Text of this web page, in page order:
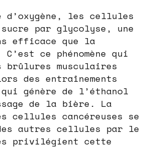
d’oxygène, les cellules
par glycolyse, une
efficace que la
ce phénomène qui
brûlures musculaires
des entraînements
génère de l’éthanol
de la bière. La
cellules cancéreuses se
des autres cellules par le
privilégient cette